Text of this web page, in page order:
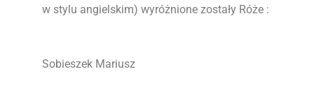
w stylu angielskim) wyróżnione zostały Róże :
Sobieszek Mariusz